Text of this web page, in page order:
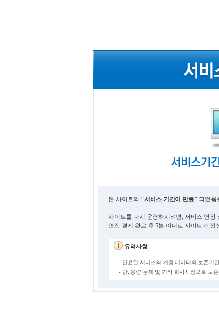
본 사이트의 "서비스 기간이 만료" 되었음
사이트를 다시 운영하시려면, 서비스 연장
연장 결제 완료 후 5분 이내로 사이트가 정
유의사항
- 만료된 서비스의 계정 데이터의 보존기
- 단, 용량 문제 및 기타 회사사정으로 보